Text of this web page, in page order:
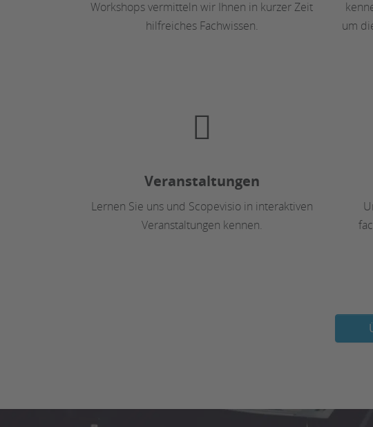
Workshops vermitteln wir Ihnen in kurzer Zeit
hilfreiches Fachwissen.
um
Veranstaltungen
Lernen Sie uns und Scopevisio in interaktiven
Veranstaltungen kennen.